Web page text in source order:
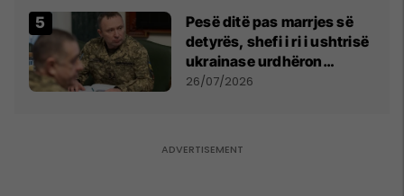
Pesë ditë pas marrjes së
detyrës, shefi i ri i ushtrisë
ukrainase urdhëron
kontroll të madh
26/07/2026